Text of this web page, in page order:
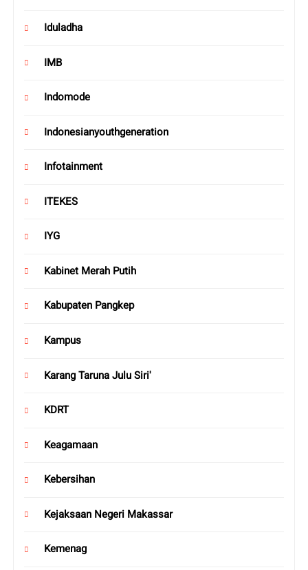
Iduladha
IMB
Indomode
Indonesianyouthgeneration
Infotainment
ITEKES
IYG
Kabinet Merah Putih
Kabupaten Pangkep
Kampus
Karang Taruna Julu Siri'
KDRT
Keagamaan
Kebersihan
Kejaksaan Negeri Makassar
Kemenag